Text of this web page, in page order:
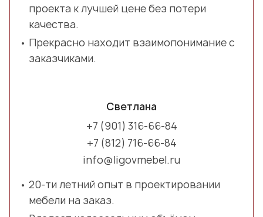
проекта к лучшей цене без потери
качества.
Прекрасно находит взаимопонимание с
заказчиками.
Светлана
+7 (901) 316-66-84
+7 (812) 716-66-84
info@ligovmebel.ru
20-ти летний опыт в проектировании
мебели на заказ.